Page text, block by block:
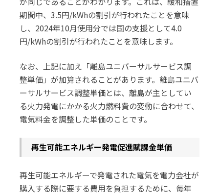
期間中、3.5円/kWhの割引が行われたことを意味
し、2024年10月使用分では国の支援として4.0
円/kWhの割引が行われたことを意味します。
なお、上記に加え「離島ユニバーサルサービス調
整単価」が加算されることがあります。離島ユニバ
ーサルサービス調整単価とは、離島が主としてい
る火力発電にかかる火力燃料費の変動に合わせて、
電気料金を調整した単価のことです。
再生可能エネルギー発電促進賦課金単価
再生可能エネルギーで発電された電気を電力会社が
購入する際に要する費用を負担するために、毎年